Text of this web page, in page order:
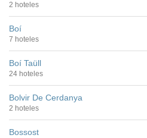
2 hoteles
Boí
7 hoteles
Boí Taüll
24 hoteles
Bolvir De Cerdanya
2 hoteles
Bossost